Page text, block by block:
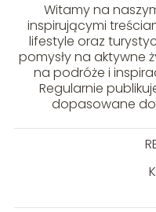
Witamy na
inspirującymi
lifestyle oraz
pomysły na aktywne
na podróże i
Regularnie
dopasowane